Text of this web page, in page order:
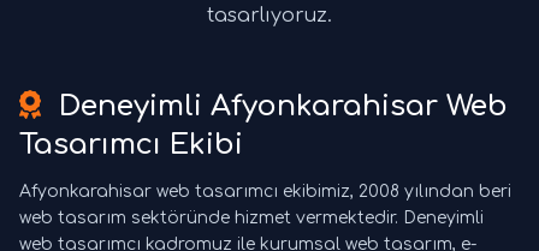
tasarlıyoruz.
Deneyimli Afyonkarahisar Web
Tasarımcı Ekibi
Afyonkarahisar web tasarımcı ekibimiz, 2008 yılından beri
web tasarım sektöründe hizmet vermektedir. Deneyimli
web tasarımcı kadromuz ile kurumsal web tasarım, e-